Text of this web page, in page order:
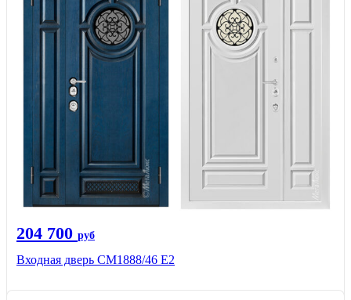
204 700 руб
Входная дверь СМ1888/46 Е2